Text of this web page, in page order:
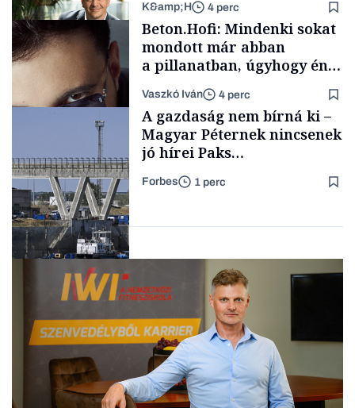
Családi
vállalkozások
TÁMOGATÓI
K&amp;H 4 perc
Forbes-sztori
Beton.Hofi: Mindenki sokat
mondott már abban
a pillanatban, úgyhogy én
a legsarkosabb
gondolataimat akartam
kimondani
Vaszkó Iván 4 perc
A gazdaság nem bírná ki –
Magyar Péternek nincsenek
jó hírei Paks
újraindításáról
Forbes 1 perc